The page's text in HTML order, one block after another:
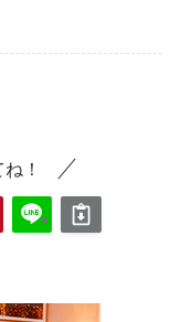
！